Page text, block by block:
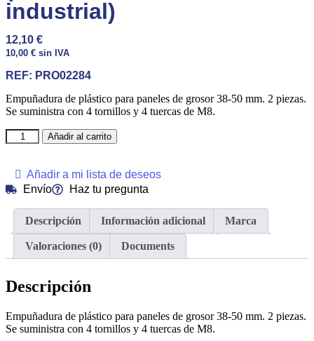
industrial)
12,10 €
10,00 € sin IVA
REF: PRO02284
Empuñadura de plástico para paneles de grosor 38-50 mm. 2 piezas.
Se suministra con 4 tornillos y 4 tuercas de M8.
Añadir al carrito
Añadir a mi lista de deseos
Envío
Haz tu pregunta
Descripción Información adicional Marca
Valoraciones (0) Documents
Descripción
Empuñadura de plástico para paneles de grosor 38-50 mm. 2 piezas.
Se suministra con 4 tornillos y 4 tuercas de M8.